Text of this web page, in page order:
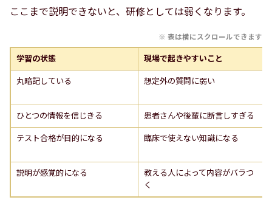
ここまで説明できないと、研修としては弱くなります。
学習の状態 現場で起きやすいこと
丸暗記している 想定外の質問に弱い
ひとつの情報を信じきる 患者さんや後輩に断言しすぎる
テスト合格が目的になる 臨床で使えない知識になる
説明が感覚的になる
教える人によって内容がバラつ
く